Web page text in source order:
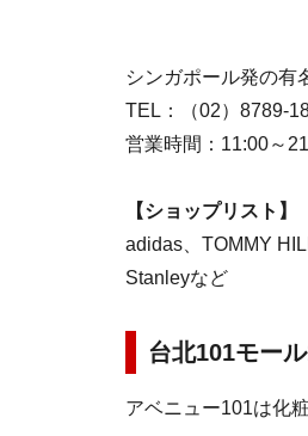
シンガポール発の有
TEL：（02）
営業時間：11:00～
【ショップリスト】
adidas、TOMMY
Stanleyなど
台北101モー
アベニュー101は化